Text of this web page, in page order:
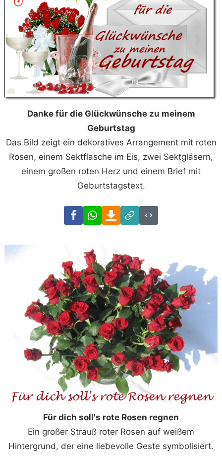
Danke für die Glückwünsche zu meinem
Geburtstag
Das Bild zeigt ein dekoratives Arrangement mit roten
Rosen, einem Sektflasche im Eis, zwei Sektgläsern,
einem großen roten Herz und einem Brief mit
Geburtstagstext.
FacebookWhatsAppDownload
Link
Code
Für dich soll's rote Rosen regnen
Ein großer Strauß roter Rosen auf weißem
Hintergrund, der eine liebevolle Geste symbolisiert.